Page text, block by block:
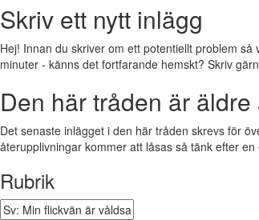
Skriv ett nytt inlägg
Hej! Innan du skriver om ett potentiellt problem
minuter - känns det fortfarande hemskt? Skriv
Den här tråden är
Det senaste inlägget i den här tråden skrevs för
återupplivningar kommer att låsas så tänk efter en
Rubrik